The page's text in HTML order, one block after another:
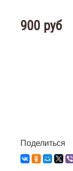
900 руб
Поделиться